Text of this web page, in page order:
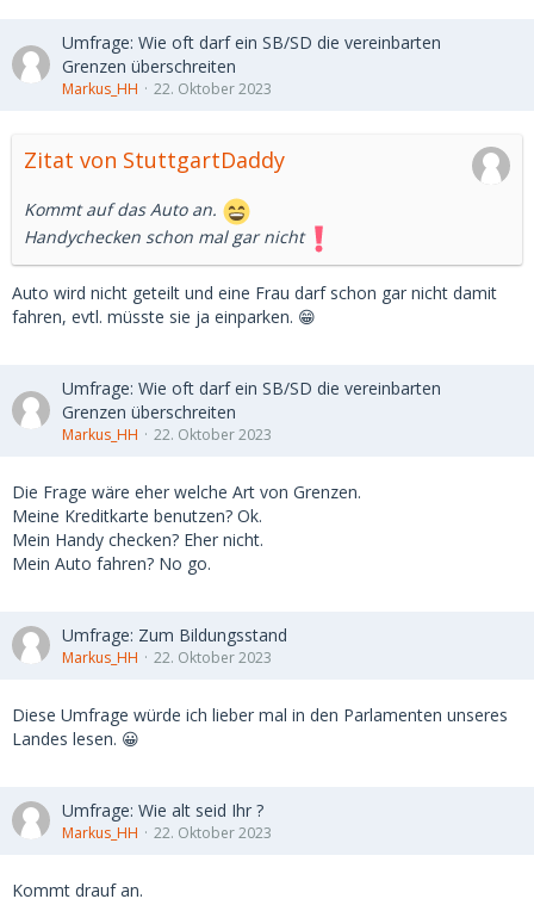
Umfrage: Wie oft darf ein SB/SD die vereinbarten
Grenzen überschreiten
Markus_HH 22. Oktober 2023
Zitat von StuttgartDaddy
Kommt auf das Auto an.
Handychecken schon mal gar nicht
Auto wird nicht geteilt und eine Frau darf schon gar nicht damit
fahren, evtl. müsste sie ja einparken. 😁
Umfrage: Wie oft darf ein SB/SD die vereinbarten
Grenzen überschreiten
Markus_HH 22. Oktober 2023
Die Frage wäre eher welche Art von Grenzen.
Meine Kreditkarte benutzen? Ok.
Mein Handy checken? Eher nicht.
Mein Auto fahren? No go.
Umfrage: Zum Bildungsstand
Markus_HH 22. Oktober 2023
Diese Umfrage würde ich lieber mal in den Parlamenten unseres
Landes lesen. 😀
Umfrage: Wie alt seid Ihr ?
Markus_HH 22. Oktober 2023
Kommt drauf an.